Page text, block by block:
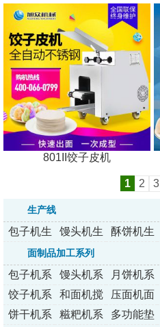
801II饺子皮机
1 2 3
生产线
包子机生
产线
馒头机生
产线
酥饼机生
面制品加工系列
包子机系
列
馒头机系
列
月饼机系
列
饺子机系
列
和面机搅
拌机
压面机面
条机
饼干机系
糍粑机系
多功能垫